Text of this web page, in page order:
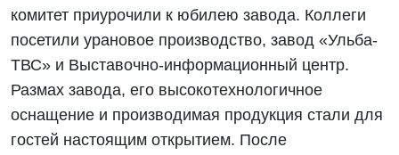
комитет приурочили к юбилею завода. Коллеги
посетили урановое производство, завод «Ульба-
ТВС» и Выставочно-информационный центр.
Размах завода, его высокотехнологичное
оснащение и производимая продукция стали для
гостей настоящим открытием. После